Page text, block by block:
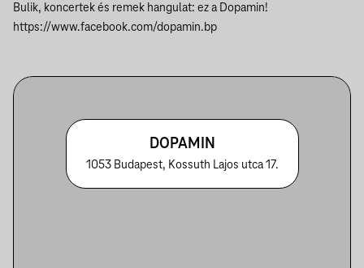
Bulik, koncertek és remek hangulat: ez a Dopamin!
https://www.facebook.com/dopamin.bp
DOPAMIN
1053 Budapest, Kossuth Lajos utca 17.